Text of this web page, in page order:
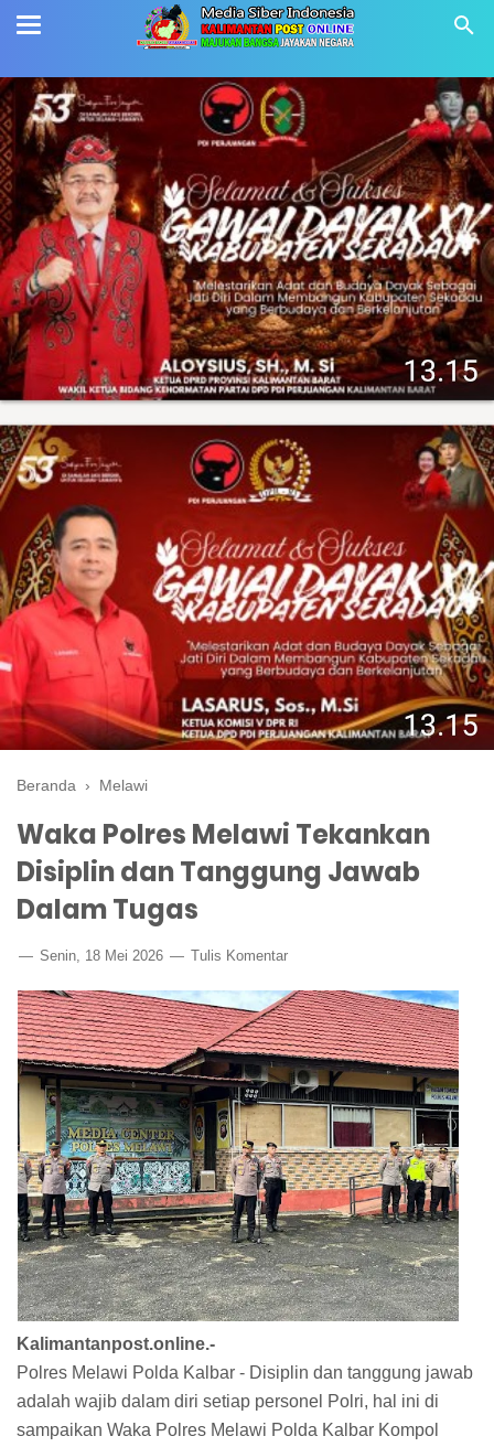
Beranda › Melawi
Waka Polres Melawi Tekankan
Disiplin dan Tanggung Jawab
Dalam Tugas
Senin, 18 Mei 2026 Tulis Komentar
Kalimantanpost.online.-
Polres Melawi Polda Kalbar - Disiplin dan tanggung jawab
adalah wajib dalam diri setiap personel Polri, hal ini di
sampaikan Waka Polres Melawi Polda Kalbar Kompol